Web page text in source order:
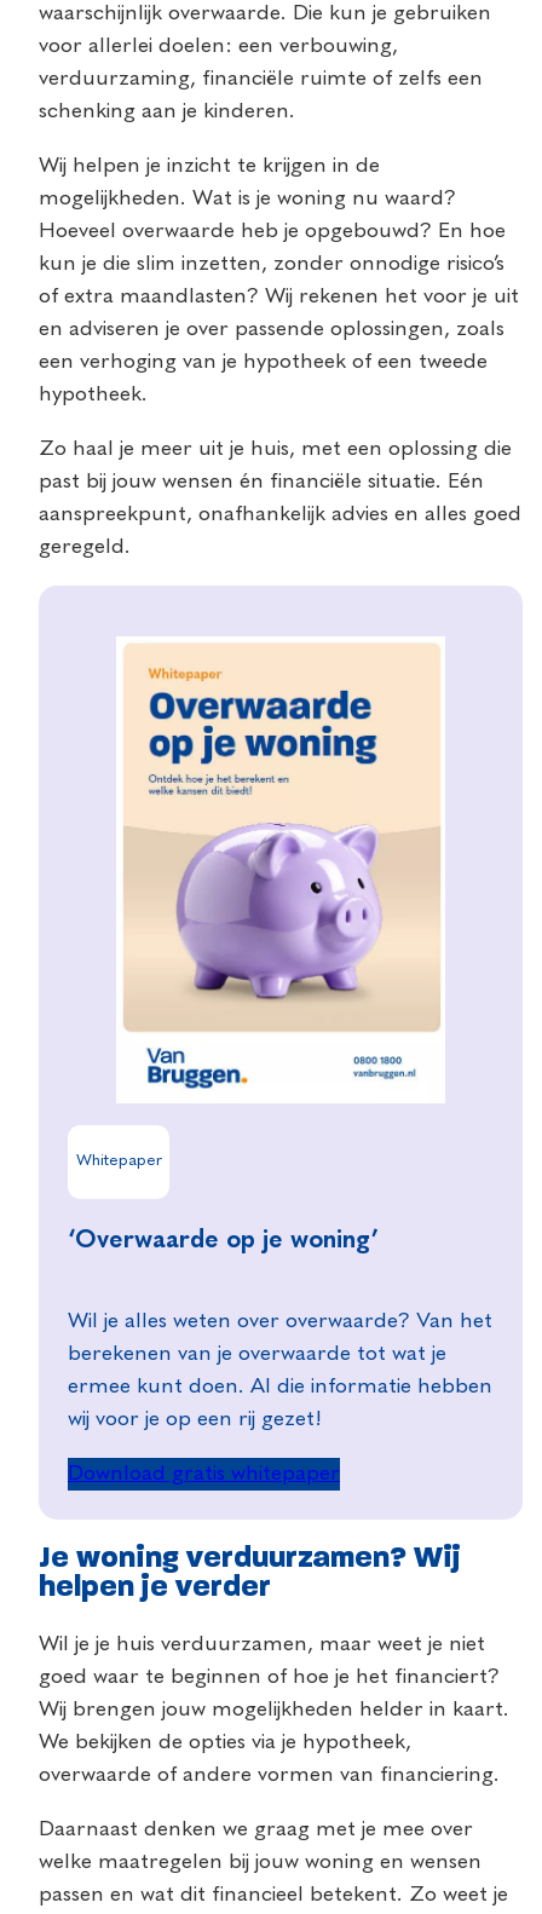
waarschijnlijk overwaarde. Die kun je gebruiken
voor allerlei doelen: een verbouwing,
verduurzaming, financiële ruimte of zelfs een
schenking aan je kinderen.
Wij helpen je inzicht te krijgen in de
mogelijkheden. Wat is je woning nu waard?
Hoeveel overwaarde heb je opgebouwd? En hoe
kun je die slim inzetten, zonder onnodige risico’s
of extra maandlasten? Wij rekenen het voor je uit
en adviseren je over passende oplossingen, zoals
een verhoging van je hypotheek of een tweede
hypotheek.
Zo haal je meer uit je huis, met een oplossing die
past bij jouw wensen én financiële situatie. Eén
aanspreekpunt, onafhankelijk advies en alles goed
geregeld.
Whitepaper
‘Overwaarde op je woning’
Wil je alles weten over overwaarde? Van het
berekenen van je overwaarde tot wat je
ermee kunt doen. Al die informatie hebben
wij voor je op een rij gezet!
Download gratis whitepaper
Je woning verduurzamen? Wij
helpen je verder
Wil je je huis verduurzamen, maar weet je niet
goed waar te beginnen of hoe je het financiert?
Wij brengen jouw mogelijkheden helder in kaart.
We bekijken de opties via je hypotheek,
overwaarde of andere vormen van financiering.
Daarnaast denken we graag met je mee over
welke maatregelen bij jouw woning en wensen
passen en wat dit financieel betekent. Zo weet je